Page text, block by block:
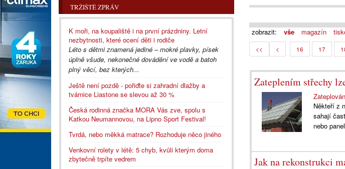
zobrazit: vše magazín
<< < 16 17
Zateplením střechy
Někteří z
sahají
nebo
Jak na rekonstrukci
TRŽIŠTĚ ZPRÁV
K moři, na koupaliště i na první prázdniny. Letní
nezbytnosti, které ocení děti i rodiče
Léto s dětmi znamená jediné – mokré plavky, písek
úplně všude, nekonečné dovádění ve vodě a batoh
plný věcí, bez kterých...
Ještě není pozdě - pořiďte si zahradní dlažby a
tvárnice Liastone se slevou až 30 %
Česká rodinná značka MORA Vás zve, spolu s
Katkou Neumannovou, na Lipno Sport Festival!
Tvrdá, nebo měkká matrace? Rozhoduje něco jiného
Venkovní rolety v létě: 5 chyb, kvůli kterým doma
zbytečně trpíte vedrem